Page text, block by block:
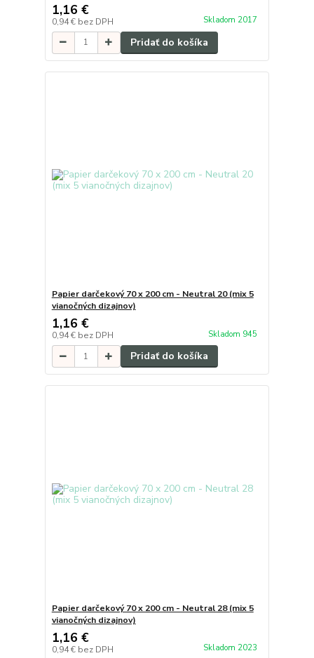
1,16 €
0,94 € bez DPH Skladom 2017
Pridať do košíka
Papier darčekový 70 x 200 cm - Neutral 20 (mix 5
vianočných dizajnov)
1,16 €
0,94 € bez DPH Skladom 945
Pridať do košíka
Papier darčekový 70 x 200 cm - Neutral 28 (mix 5
vianočných dizajnov)
1,16 €
0,94 € bez DPH Skladom 2023